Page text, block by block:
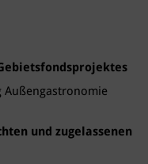
Außengastronomie
und zugelassenen